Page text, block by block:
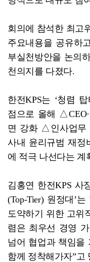
회의에 참석한 최고
주요내용을 공유하
부실천방안을 논의
천의지를 다졌다.
한전KPS는 ‘청렴
점으로 올해
면 강화 △인사업무
사내 윤리규범 재정
에 적극 나선다는 계
김홍연 한전KPS 사
(Top-Tier) 원정대’
도약하기 위한 고위
렴은 최우선 경영
넘어 협업과 책임을
함께 정착해가자”고